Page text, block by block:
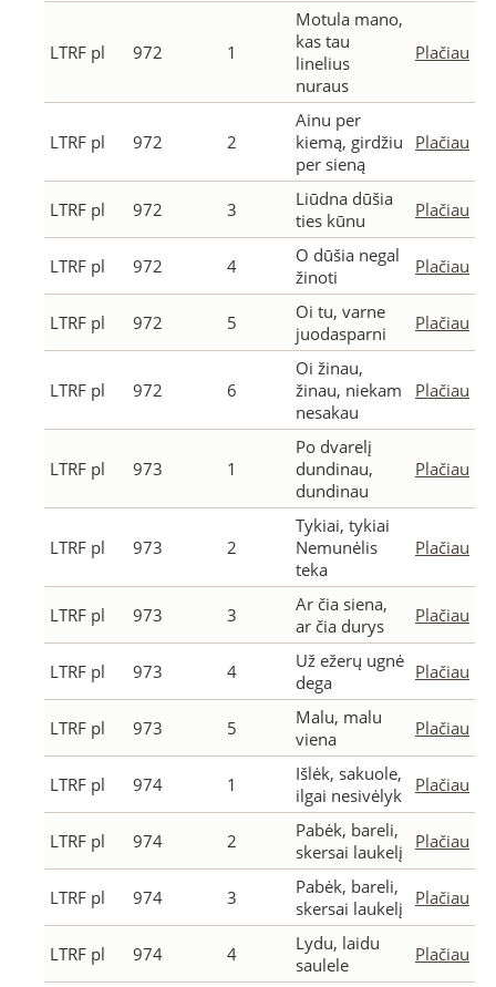
LTRF pl 972 1
Motula mano,
kas tau
linelius
nuraus
Plačiau
LTRF pl 972 2
Ainu per
kiemą, girdžiu
per sieną
Plačiau
LTRF pl 972 3
Liūdna dūšia
ties kūnu
Plačiau
LTRF pl 972 4
O dūšia negal
žinoti
Plačiau
LTRF pl 972 5
Oi tu, varne
juodasparni
Plačiau
LTRF pl 972 6
Oi žinau,
žinau, niekam
nesakau
Plačiau
LTRF pl 973 1
Po dvarelį
dundinau,
dundinau
Plačiau
LTRF pl 973 2
Tykiai, tykiai
Nemunėlis
teka
Plačiau
LTRF pl 973 3
Ar čia siena,
ar čia durys
Plačiau
LTRF pl 973 4
Už ežerų ugnė
dega
Plačiau
LTRF pl 973 5
Malu, malu
viena
Plačiau
LTRF pl 974 1
Išlėk, sakuole,
ilgai nesivėlyk
Plačiau
LTRF pl 974 2
Pabėk, bareli,
skersai laukelį
Plačiau
LTRF pl 974 3
Pabėk, bareli,
skersai laukelį
Plačiau
LTRF pl 974 4
Lydu, laidu
saulele
Plačiau